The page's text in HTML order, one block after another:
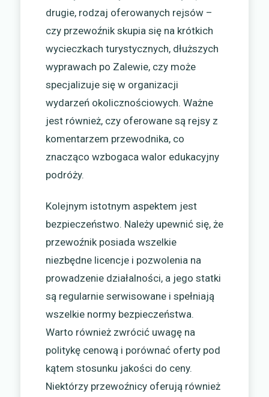
drugie, rodzaj oferowanych rejsów –
czy przewoźnik skupia się na krótkich
wycieczkach turystycznych, dłuższych
wyprawach po Zalewie, czy może
specjalizuje się w organizacji
wydarzeń okolicznościowych. Ważne
jest również, czy oferowane są rejsy z
komentarzem przewodnika, co
znacząco wzbogaca walor edukacyjny
podróży.
Kolejnym istotnym aspektem jest
bezpieczeństwo. Należy upewnić się, że
przewoźnik posiada wszelkie
niezbędne licencje i pozwolenia na
prowadzenie działalności, a jego statki
są regularnie serwisowane i spełniają
wszelkie normy bezpieczeństwa.
Warto również zwrócić uwagę na
politykę cenową i porównać oferty pod
kątem stosunku jakości do ceny.
Niektórzy przewoźnicy oferują również